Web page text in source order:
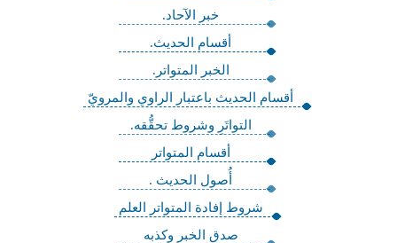
خبر الآحاد.
أقسام الحديث.
الخبر المتواتر.
أقسام الحديث باعتبار الراوي والمرويّ
التواتَرِ وشروط تحقُّقه.
أقسام المتواتر
أُصول الحديث .
شروط إفادة المتواتر العلم
صدق الخبر وكذبه